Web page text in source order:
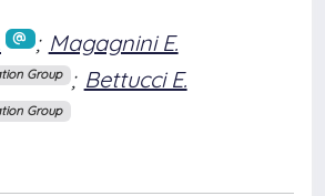
; Magagnini E.
Group ; Bettucci E.
Group